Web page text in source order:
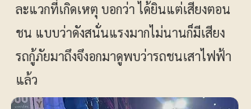
ละแวกที่เกิดเหตุ บอกว่า ได้ยินแต่เสียงตอน
ชน แบบว่าดังสนั่นแรงมากไม่นานก็มีเสียง
รถกู้ภัยมาถึงจึงอกมาดูพบว่ารถชนเสาไฟฟ้า
แล้ว